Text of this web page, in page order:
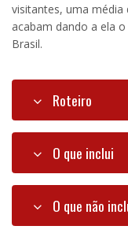
visitantes, uma média
acabam dando a ela
Brasil.
Roteiro
O que inclui
O que não